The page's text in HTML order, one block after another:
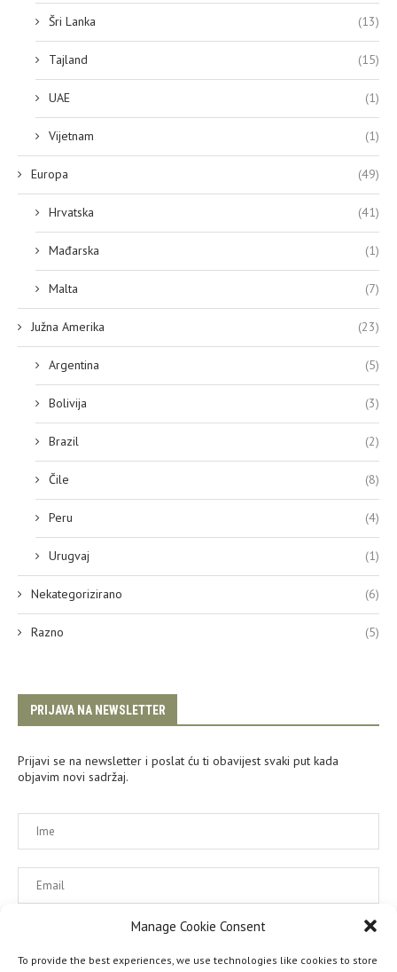
Manage Cookie Consent
To provide the best experiences, we use technologies like cookies to store
Šri Lanka (13)
Tajland (15)
UAE (1)
Vijetnam (1)
Europa (49)
Hrvatska (41)
Mađarska (1)
Malta (7)
Južna Amerika (23)
Argentina (5)
Bolivija (3)
Brazil (2)
Čile (8)
Peru (4)
Urugvaj (1)
Nekategorizirano (6)
Razno (5)
PRIJAVA NA NEWSLETTER
Prijavi se na newsletter i poslat ću ti obavijest svaki put kada
objavim novi sadržaj.
Molimo prihvatite naša pravila korištenja.